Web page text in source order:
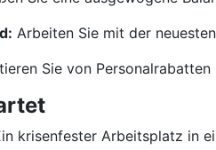
Arbeiten Sie mit der
Sie von
krisenfester Arbeitsplatz in